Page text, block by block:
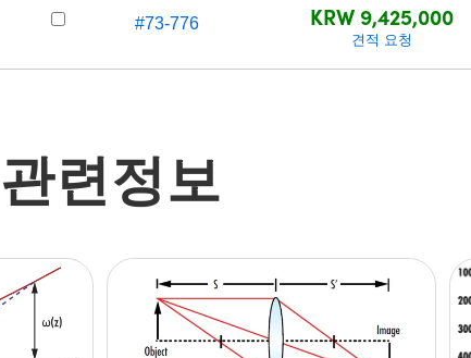
#73-776 KRW 9,425,000
견적 요청
관련정보